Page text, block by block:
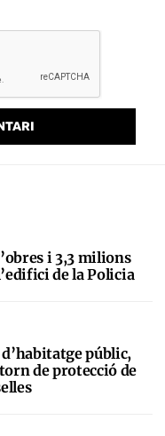
i 3,3 milions
de la Policia
públic,
de protecció de